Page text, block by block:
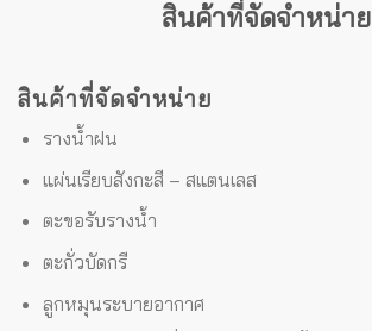
สินค้าที่จัดจำหน่าย
สินค้าที่จัดจำหน่าย
รางน้ำฝน
แผ่นเรียบสังกะสี – สแตนเลส
ตะขอรับรางน้ำ
ตะกั่วบัดกรี
ลูกหมุนระบายอากาศ